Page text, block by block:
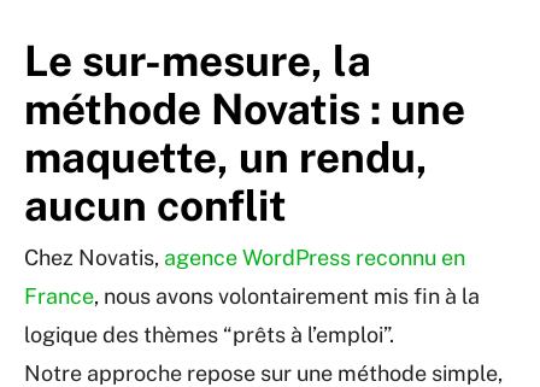
Le sur-mesure, la
méthode Novatis : une
maquette, un rendu,
aucun conflit
Chez Novatis, agence WordPress reconnu en
France, nous avons volontairement mis fin à la
logique des thèmes “prêts à l’emploi”.
Notre approche repose sur une méthode simple,